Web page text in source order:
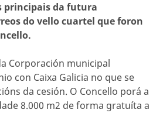
principais da futura
do vello cuartel que foron
Corporación municipal
con Caixa Galicia no que se
da cesión. O Concello porá a
8.000 m2 de forma gratuíta a